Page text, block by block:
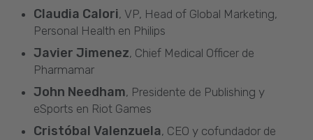
Claudia Calori, VP, Head of Global Marketing,
Personal Health en Philips
Javier Jimenez, Chief Medical Officer de
Pharmamar
John Needham, Presidente de Publishing y
eSports en Riot Games
Cristóbal Valenzuela, CEO y cofundador de